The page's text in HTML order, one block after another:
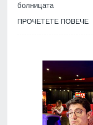
болницата
ПРОЧЕТЕТЕ ПОВЕЧЕ